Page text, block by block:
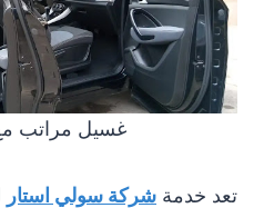
غسيل مراتب مع
تعد خدمة شركة سولي استار